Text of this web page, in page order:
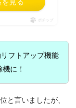
ポチップ
フトアップ機能
に！
と言いましたが、